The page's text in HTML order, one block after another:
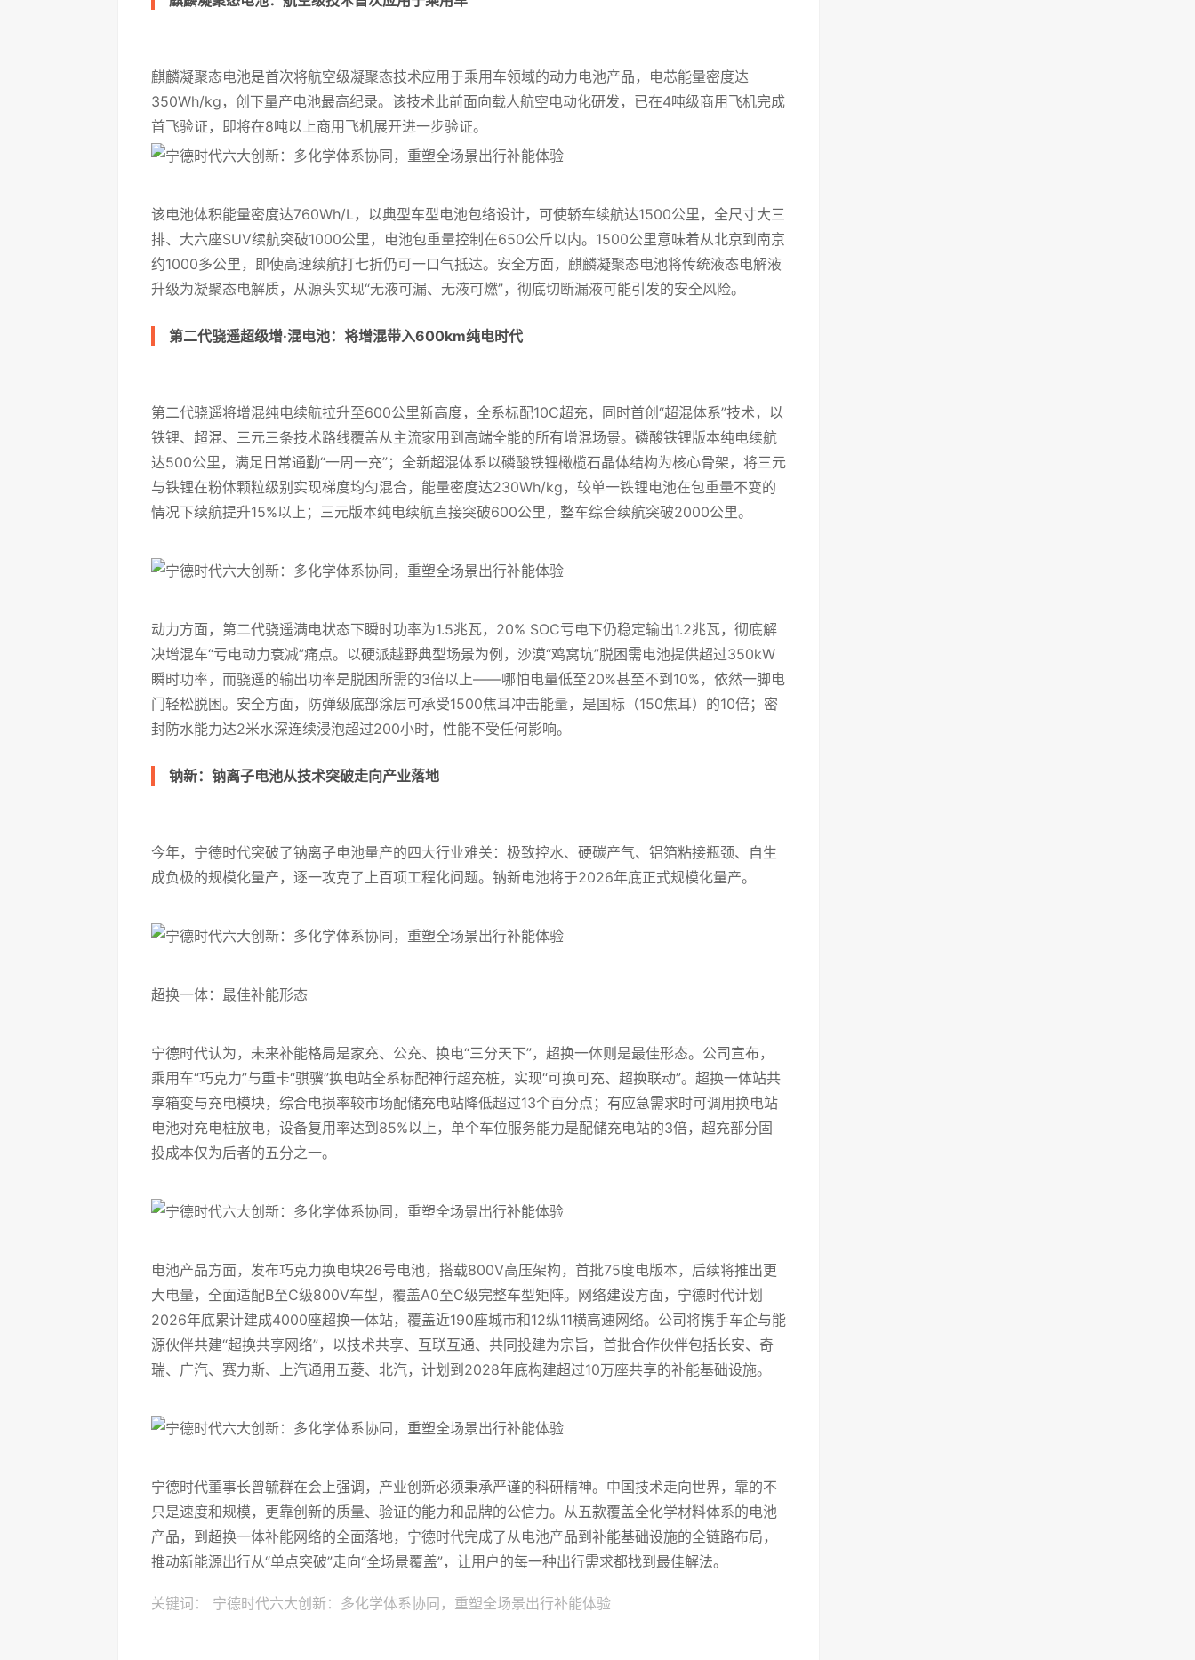
麒麟凝聚态电池是首次将航空级凝聚态技术应用于乘用车领域的动力电池产品，电芯能量密度达
350Wh/kg，创下量产电池最高纪录。该技术此前面向载人航空电动化研发，已在4吨级商用飞机完成
首飞验证，即将在8吨以上商用飞机展开进一步验证。
该电池体积能量密度达760Wh/L，以典型车型电池包络设计，可使轿车续航达1500公里，全尺寸大三
排、大六座SUV续航突破1000公里，电池包重量控制在650公斤以内。1500公里意味着从北京到南京
约1000多公里，即使高速续航打七折仍可一口气抵达。安全方面，麒麟凝聚态电池将传统液态电解液
升级为凝聚态电解质，从源头实现“无液可漏、无液可燃”，彻底切断漏液可能引发的安全风险。
第二代骁遥超级增·混电池：将增混带入600km纯电时代
第二代骁遥将增混纯电续航拉升至600公里新高度，全系标配10C超充，同时首创“超混体系”技术，以
铁锂、超混、三元三条技术路线覆盖从主流家用到高端全能的所有增混场景。磷酸铁锂版本纯电续航
达500公里，满足日常通勤“一周一充”；全新超混体系以磷酸铁锂橄榄石晶体结构为核心骨架，将三元
与铁锂在粉体颗粒级别实现梯度均匀混合，能量密度达230Wh/kg，较单一铁锂电池在包重量不变的
情况下续航提升15%以上；三元版本纯电续航直接突破600公里，整车综合续航突破2000公里。
动力方面，第二代骁遥满电状态下瞬时功率为1.5兆瓦，20% SOC亏电下仍稳定输出1.2兆瓦，彻底解
决增混车“亏电动力衰减”痛点。以硬派越野典型场景为例，沙漠“鸡窝坑”脱困需电池提供超过350kW
瞬时功率，而骁遥的输出功率是脱困所需的3倍以上——哪怕电量低至20%甚至不到10%，依然一脚电
门轻松脱困。安全方面，防弹级底部涂层可承受1500焦耳冲击能量，是国标（150焦耳）的10倍；密
封防水能力达2米水深连续浸泡超过200小时，性能不受任何影响。
钠新：钠离子电池从技术突破走向产业落地
今年，宁德时代突破了钠离子电池量产的四大行业难关：极致控水、硬碳产气、铝箔粘接瓶颈、自生
成负极的规模化量产，逐一攻克了上百项工程化问题。钠新电池将于2026年底正式规模化量产。
超换一体：最佳补能形态
宁德时代认为，未来补能格局是家充、公充、换电“三分天下”，超换一体则是最佳形态。公司宣布，
乘用车“巧克力”与重卡“骐骥”换电站全系标配神行超充桩，实现“可换可充、超换联动”。超换一体站共
享箱变与充电模块，综合电损率较市场配储充电站降低超过13个百分点；有应急需求时可调用换电站
电池对充电桩放电，设备复用率达到85%以上，单个车位服务能力是配储充电站的3倍，超充部分固
投成本仅为后者的五分之一。
电池产品方面，发布巧克力换电块26号电池，搭载800V高压架构，首批75度电版本，后续将推出更
大电量，全面适配B至C级800V车型，覆盖A0至C级完整车型矩阵。网络建设方面，宁德时代计划
2026年底累计建成4000座超换一体站，覆盖近190座城市和12纵11横高速网络。公司将携手车企与能
源伙伴共建“超换共享网络”，以技术共享、互联互通、共同投建为宗旨，首批合作伙伴包括长安、奇
瑞、广汽、赛力斯、上汽通用五菱、北汽，计划到2028年底构建超过10万座共享的补能基础设施。
宁德时代董事长曾毓群在会上强调，产业创新必须秉承严谨的科研精神。中国技术走向世界，靠的不
只是速度和规模，更靠创新的质量、验证的能力和品牌的公信力。从五款覆盖全化学材料体系的电池
产品，到超换一体补能网络的全面落地，宁德时代完成了从电池产品到补能基础设施的全链路布局，
推动新能源出行从“单点突破”走向“全场景覆盖”，让用户的每一种出行需求都找到最佳解法。
关键词： 宁德时代六大创新：多化学体系协同，重塑全场景出行补能体验